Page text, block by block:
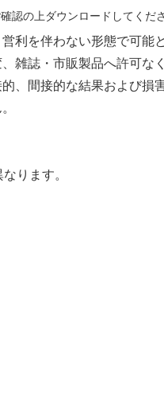
認の上ダウンロードしてくださ
利を伴わない形態で可能
雑誌・市販製品へ許可な
、間接的な結果および損
ります。